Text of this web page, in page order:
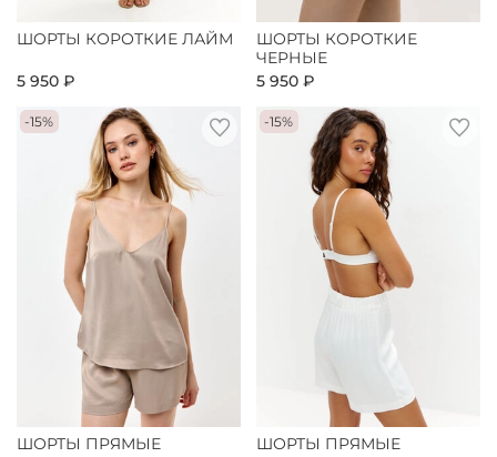
ШОРТЫ КОРОТКИЕ ЛАЙМ
5 950 ₽
ШОРТЫ КОРОТКИЕ
ЧЕРНЫЕ
5 950 ₽
-15%
ШОРТЫ ПРЯМЫЕ
-15%
ШОРТЫ ПРЯМЫЕ